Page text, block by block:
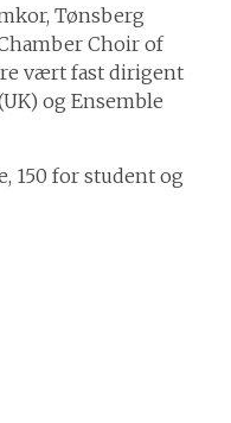
Tønsberg
Choir of
vært fast dirigent
og Ensemble
150 for student og